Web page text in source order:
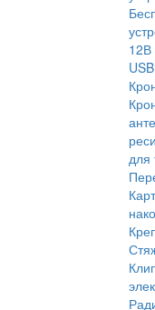
12В
USB
для